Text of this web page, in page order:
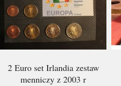
2 Euro set Irlandia zestaw
menniczy z 2003 r